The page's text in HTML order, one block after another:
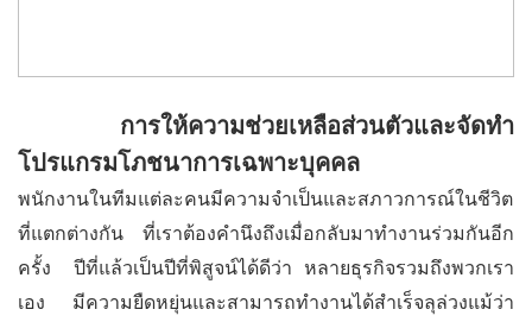
การให้ความช่วยเหลือส่วนตัวและจัดทำ
โปรแกรมโภชนาการเฉพาะบุคคล
พนักงานในทีมแต่ละคนมีความจำเป็นและสภาวการณ์ในชีวิต
ที่แตกต่างกัน ที่เราต้องคำนึงถึงเมื่อกลับมาทำงานร่วมกันอีก
ครั้ง ปีที่แล้วเป็นปีที่พิสูจน์ได้ดีว่า หลายธุรกิจรวมถึงพวกเรา
เอง มีความยืดหยุ่นและสามารถทำงานได้สำเร็จลุล่วงแม้ว่า